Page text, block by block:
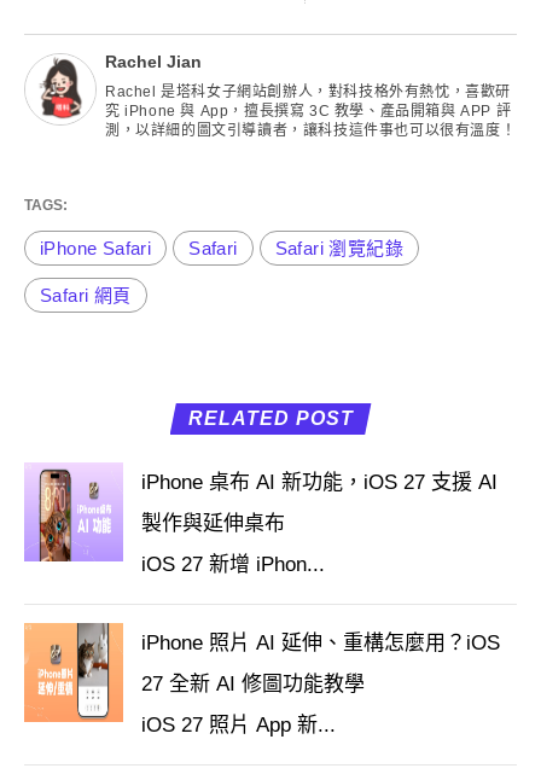
Rachel Jian
Rachel 是塔科女子網站創辦人，對科技格外有熱忱，喜歡研
究 iPhone 與 App，擅長撰寫 3C 教學、產品開箱與 APP 評
測，以詳細的圖文引導讀者，讓科技這件事也可以很有溫度！
TAGS:
iPhone Safari Safari Safari 瀏覽紀錄
Safari 網頁
RELATED POST
iPhone 桌布 AI 新功能，iOS 27 支援 AI
製作與延伸桌布
iOS 27 新增 iPhon...
iPhone 照片 AI 延伸、重構怎麼用？iOS
27 全新 AI 修圖功能教學
iOS 27 照片 App 新...